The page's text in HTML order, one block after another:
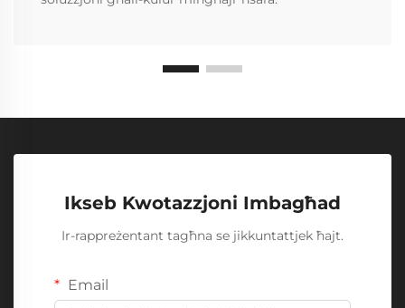
Ikseb Kwotazzjoni Imbagħad
Ir-rappreżentant tagħna se jikkuntattjek ħajt.
Email